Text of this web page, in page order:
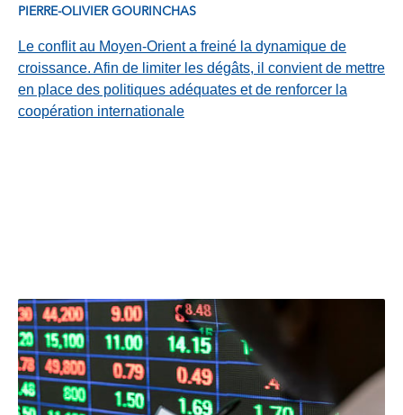
PIERRE-OLIVIER GOURINCHAS
Le conflit au Moyen-Orient a freiné la dynamique de
croissance. Afin de limiter les dégâts, il convient de mettre
en place des politiques adéquates et de renforcer la
coopération internationale